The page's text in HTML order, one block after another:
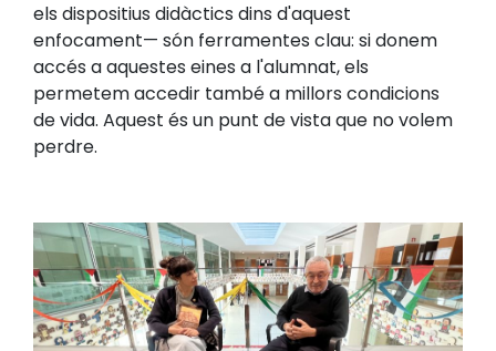
els dispositius didàctics dins d'aquest
enfocament— són ferramentes clau: si donem
accés a aquestes eines a l'alumnat, els
permetem accedir també a millors condicions
de vida. Aquest és un punt de vista que no volem
perdre.